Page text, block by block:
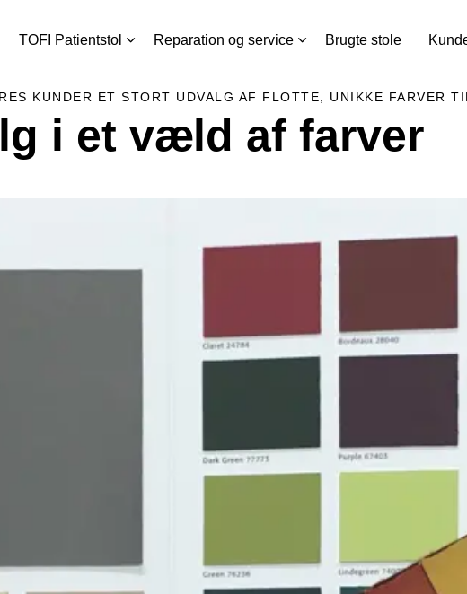
TOFI Patientstol Reparation og service Brugte stole
KUNDER ET STORT UDVALG AF FLOTTE, UNIKKE FARVER
i et væld af farver